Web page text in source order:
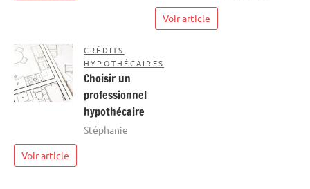
Voir article
CRÉDITS
HYPOTHÉCAIRES
Choisir un
professionnel
hypothécaire
Stéphanie
Voir article